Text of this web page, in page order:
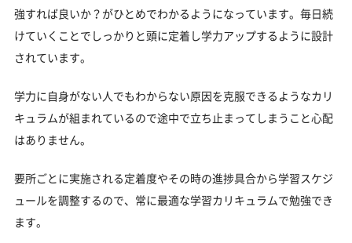
強すれば良いか？がひとめでわかるようになっています。毎日続
けていくことでしっかりと頭に定着し学力アップするように設計
されています。
学力に自身がない人でもわからない原因を克服できるようなカリ
キュラムが組まれているので途中で立ち止まってしまうこと心配
はありません。
要所ごとに実施される定着度やその時の進捗具合から学習スケジ
ュールを調整するので、常に最適な学習カリキュラムで勉強でき
ます。